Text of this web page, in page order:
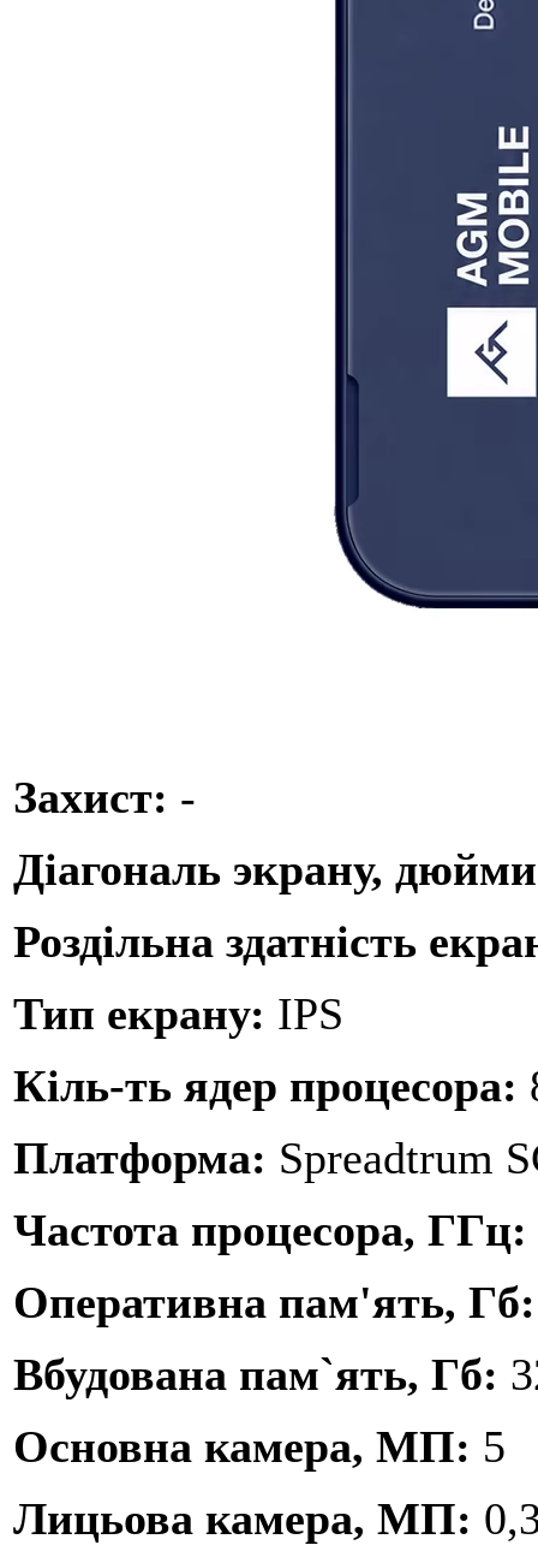
Захист: -
Діагональ экрану,
Роздільна здатність
Тип екрану: IPS
Кіль-ть ядер процесора:
Платформа: Spreadtrum
Частота процесора, ГГц:
Оперативна пам'ять,
Вбудована пам`ять, Гб:
Основна камера, МП: 5
Лицьова камера, МП: